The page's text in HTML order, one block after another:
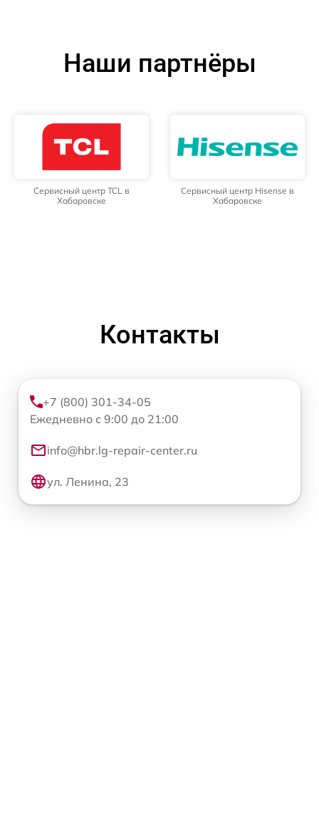
Наши партнёры
Сервисный центр TCL в
Хабаровске
Сервисный центр Hisense в
Хабаровске
Контакты
+7 (800) 301-34-05
Ежедневно с 9:00 до 21:00
info@hbr.lg-repair-center.ru
ул. Ленина, 23